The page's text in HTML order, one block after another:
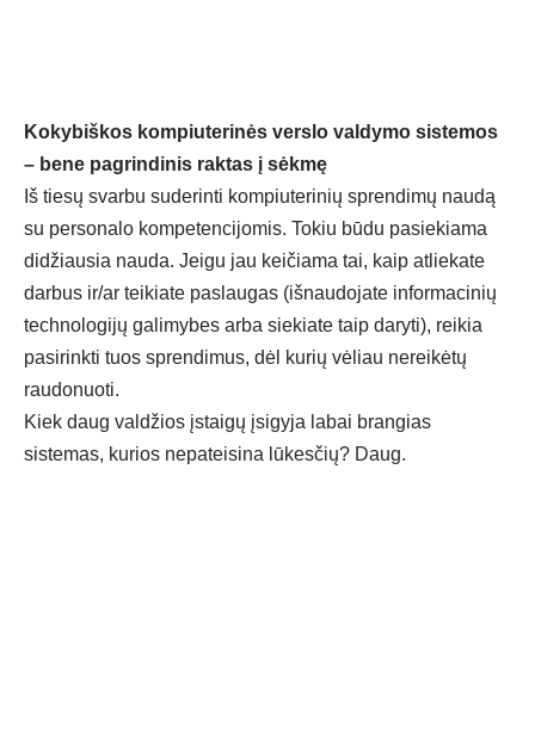
Kokybiškos kompiuterinės verslo valdymo sistemos
– bene pagrindinis raktas į sėkmę
š tiesų svarbu suderinti kompiuterinių sprendimų naudą
su personalo kompetencijomis. Tokiu būdu pasiekiama
didžiausia nauda. Jeigu jau keičiama tai, kaip atliekate
darbus ir/ar teikiate paslaugas (išnaudojate informacinių
technologijų galimybes arba siekiate taip daryti), reikia
pasirinkti tuos sprendimus, dėl kurių vėliau nereikėtų
raudonuoti.
Kiek daug valdžios įstaigų įsigyja labai brangias
sistemas, kurios nepateisina lūkesčių? Daug.